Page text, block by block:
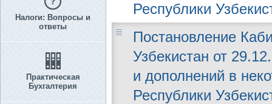
Налоги: Вопросы и
ответы
Практическая
Бухгалтерия
Республики
Постановление
Узбекистан от
и дополнений в
Республики